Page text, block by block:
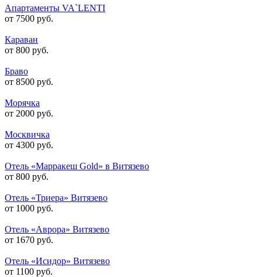
Апартаменты VA`LENTI
от 7500 руб.
Караван
от 800 руб.
Браво
от 8500 руб.
Морячка
от 2000 руб.
Москвичка
от 4300 руб.
Отель «Марракеш Gold» в Витязево
от 800 руб.
Отель «Триера» Витязево
от 1000 руб.
Отель «Аврора» Витязево
от 1670 руб.
Отель «Исидор» Витязево
от 1100 руб.